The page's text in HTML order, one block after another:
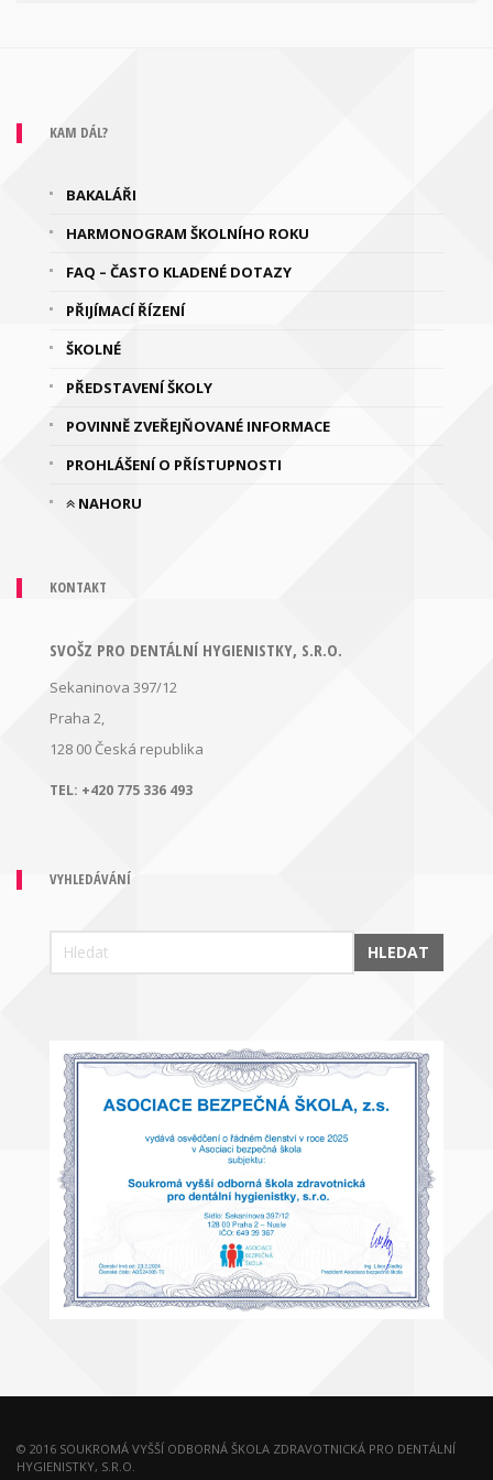
KAM DÁL?
BAKALÁŘI
HARMONOGRAM ŠKOLNÍHO ROKU
FAQ – ČASTO KLADENÉ DOTAZY
PŘIJÍMACÍ ŘÍZENÍ
ŠKOLNÉ
PŘEDSTAVENÍ ŠKOLY
POVINNĚ ZVEŘEJŇOVANÉ INFORMACE
PROHLÁŠENÍ O PŘÍSTUPNOSTI
NAHORU
KONTAKT
SVOŠZ PRO DENTÁLNÍ HYGIENISTKY, S.R.O.
Sekaninova 397/12
Praha 2,
128 00 Česká republika
TEL: +420 775 336 493
VYHLEDÁVÁNÍ
HLEDAT
© 2016 SOUKROMÁ VYŠŠÍ ODBORNÁ ŠKOLA ZDRAVOTNICKÁ PRO DENTÁLNÍ
HYGIENISTKY, S.R.O.